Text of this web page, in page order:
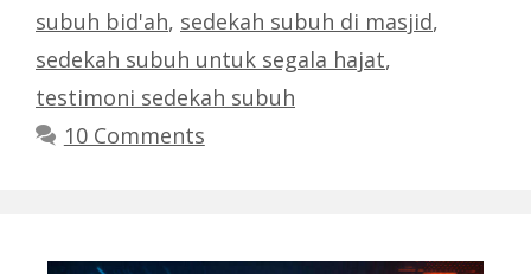
subuh bid'ah, sedekah subuh di masjid,
sedekah subuh untuk segala hajat,
testimoni sedekah subuh
10 Comments